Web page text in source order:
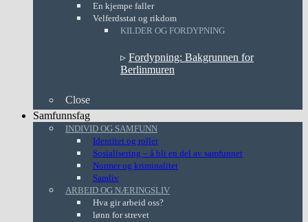
En kjempe faller
Velferdsstat og rikdom
KILDER OG FORDYPNING
▹ Fordypning: Bakgrunnen for
Berlinmuren
Close
Samfunnsfag
INDIVID OG SAMFUNN
Identitet og roller
Sosialisering – å bli en del av samfunnet
Normer og kriminalitet
Samliv
ARBEID OG NÆRINGSLIV
Hva gir arbeid oss?
lønn for strevet